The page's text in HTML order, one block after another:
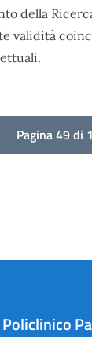
della
validità
Pagina 49 di
Policlinico